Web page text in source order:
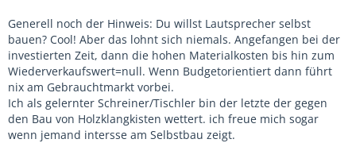
Generell noch der Hinweis: Du willst Lautsprecher selbst
bauen? Cool! Aber das lohnt sich niemals. Angefangen bei der
investierten Zeit, dann die hohen Materialkosten bis hin zum
Wiederverkaufswert=null. Wenn Budgetorientiert dann führt
nix am Gebrauchtmarkt vorbei.
Ich als gelernter Schreiner/Tischler bin der letzte der gegen
den Bau von Holzklangkisten wettert. ich freue mich sogar
wenn jemand intersse am Selbstbau zeigt.